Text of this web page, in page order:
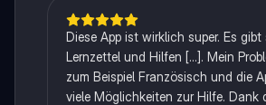
Diese App ist wirklich super. Es gibt
Lernzettel und Hilfen [...]. Mein
zum Beispiel Französisch und die
viele Möglichkeiten zur Hilfe. Dank